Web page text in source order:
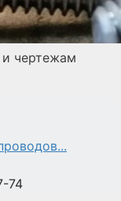
чертежам
74